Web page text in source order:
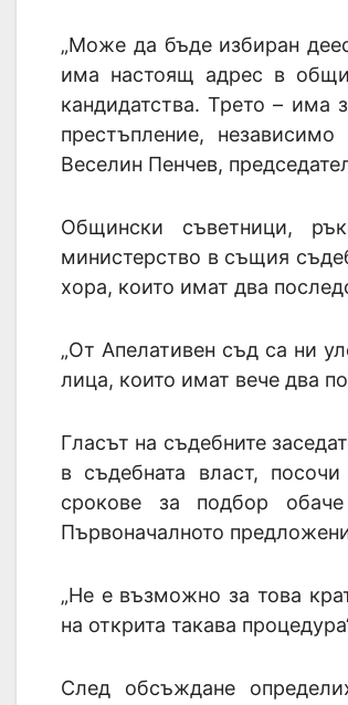
„Може да бъде избиран
има настоящ адрес в
кандидатства. Трето –
престъпление,
Веселин Пенчев,
Общински съветници,
министерство в същия
хора, които имат два
„От Апелативен съд са ни
лица, които имат вече два
Гласът на съдебните
в съдебната власт,
срокове за подбор
Първоначалното
„Не е възможно за това
на открита такава
След обсъждане